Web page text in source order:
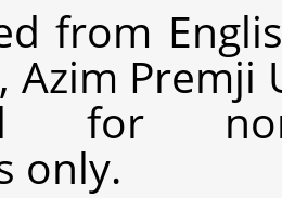
from
Azim Premji
for non-
only.